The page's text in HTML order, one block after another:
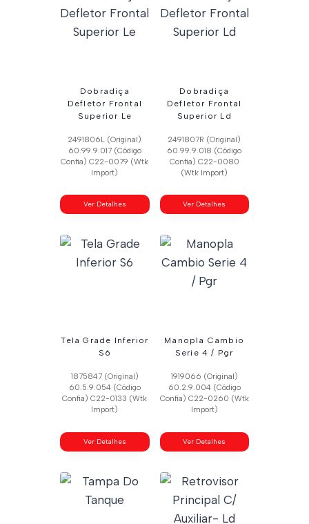
Dobradiça
Defletor Frontal
Superior Le
2491806L (Original)
60.99.9.017 (Código
Confia) C22-0079 (Wtk
Import)
Ver Detalhes
Dobradiça
Defletor Frontal
Superior Ld
2491807R (Original)
60.99.9.018 (Código
Confia) C22-0080
(Wtk Import)
Ver Detalhes
Tela Grade Inferior
S6
1875847 (Original)
60.5.9.054 (Código
Confia) C22-0133 (Wtk
Import)
Ver Detalhes
Manopla Cambio
Serie 4 / Pgr
1919066 (Original)
60.2.9.004 (Código
Confia) C22-0260 (Wtk
Import)
Ver Detalhes